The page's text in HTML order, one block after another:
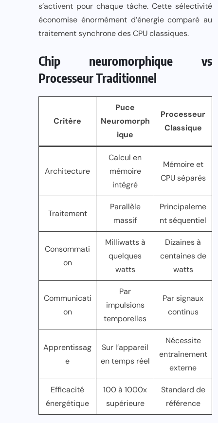
s’activent pour chaque tâche. Cette sélectivité
économise énormément d’énergie comparé au
traitement synchrone des CPU classiques.
Chip neuromorphique vs
Processeur Traditionnel
Critère
Puce
Neuromorph
ique
Processeur
Classique
Architecture
Calcul en
mémoire
intégré
Mémoire et
CPU séparés
Traitement
Parallèle
massif
Principaleme
nt séquentiel
Consommati
on
Milliwatts à
quelques
watts
Dizaines à
centaines de
watts
Communicati
on
Par
impulsions
temporelles
Par signaux
continus
Apprentissag
e
Sur l’appareil
en temps réel
Nécessite
entraînement
externe
Efficacité
énergétique
100 à 1000x
supérieure
Standard de
référence